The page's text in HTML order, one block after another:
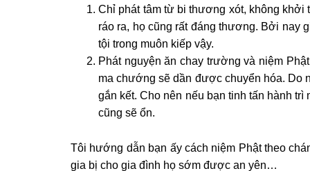
Chỉ phát tâm từ bi thương xót, không khởi
ráo ra, họ cũng rất đáng thương. Bởi nay
tội trong muôn kiếp vậy.
Phát nguyện ăn chay trường và niệm
ma chướng sẽ dần được chuyển hóa. Do
gắn kết. Cho nên nếu bạn tinh tấn hành
cũng sẽ ổn.
Tôi hướng dẫn bạn ấy cách niệm Phật theo
gia bị cho gia đình họ sớm được an yên…